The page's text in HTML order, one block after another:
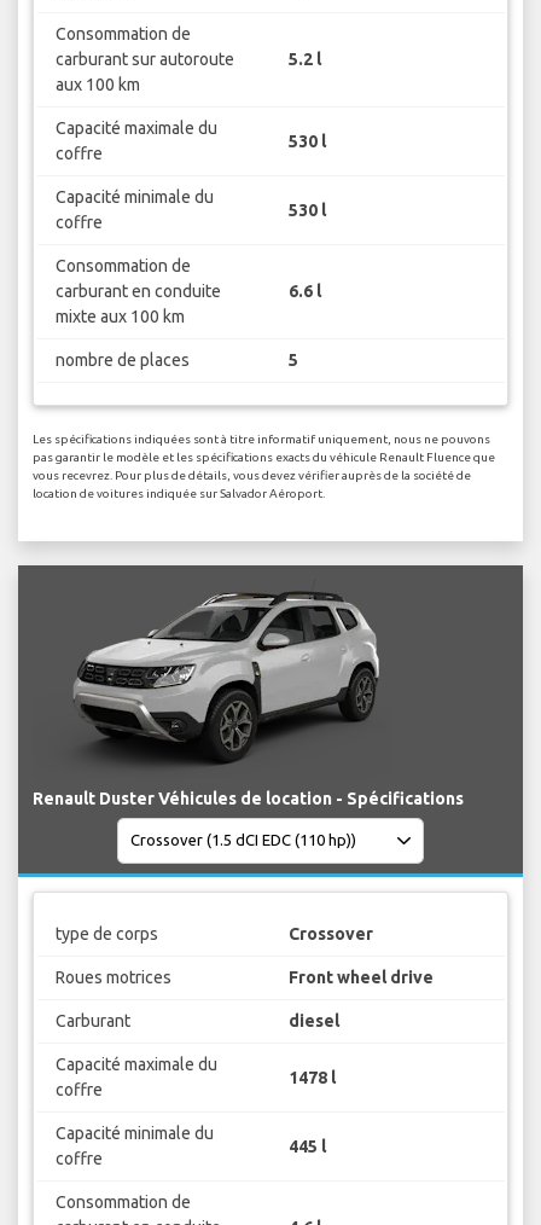
Consommation de
carburant sur autoroute
aux 100 km
5.2 l
Capacité maximale du
coffre
530 l
Capacité minimale du
coffre
530 l
Consommation de
carburant en conduite
mixte aux 100 km
6.6 l
nombre de places 5
Les spécifications indiquées sont à titre informatif uniquement, nous ne pouvons
pas garantir le modèle et les spécifications exacts du véhicule Renault Fluence que
vous recevrez. Pour plus de détails, vous devez vérifier auprès de la société de
location de voitures indiquée sur Salvador Aéroport.
Renault Duster Véhicules de location - Spécifications
type de corps Crossover
Roues motrices Front wheel drive
Carburant diesel
Capacité maximale du
coffre
1478 l
Capacité minimale du
coffre
445 l
Consommation de